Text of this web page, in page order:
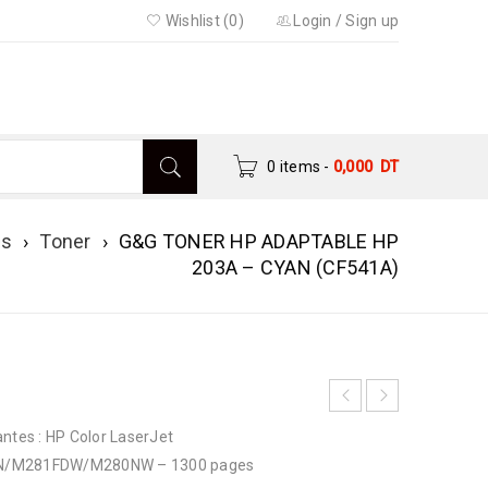
Login /Sign up
Wishlist (0)
0 items - 0,000 DT
› Toner › G&G TONER HP ADAPTABLE HP
203A – CYAN (CF541A)
: HP Color LaserJet
M280NW – 1300 pages